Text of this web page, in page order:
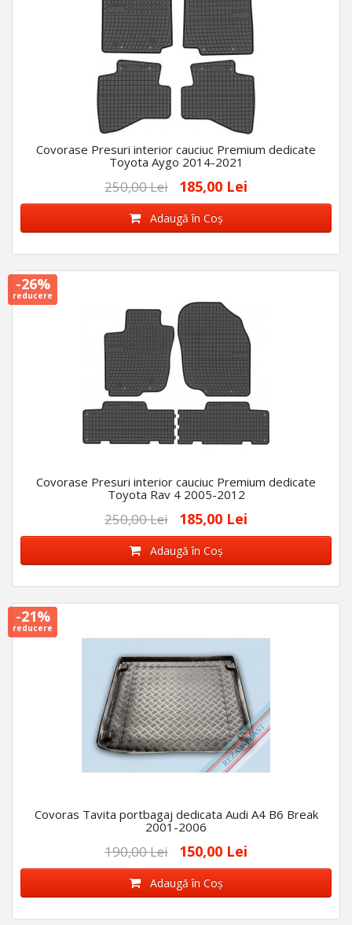
Covorase Presuri interior cauciuc Premium dedicate
Toyota Aygo 2014-2021
250,00 Lei 185,00 Lei
Adaugă în Coş
-26%
reducere
Covorase Presuri interior cauciuc Premium dedicate
Toyota Rav 4 2005-2012
250,00 Lei 185,00 Lei
Adaugă în Coş
-21%
reducere
Covoras Tavita portbagaj dedicata Audi A4 B6 Break
2001-2006
190,00 Lei 150,00 Lei
Adaugă în Coş